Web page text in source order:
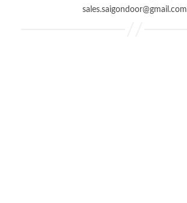
sales.saigondoor@gmail.com